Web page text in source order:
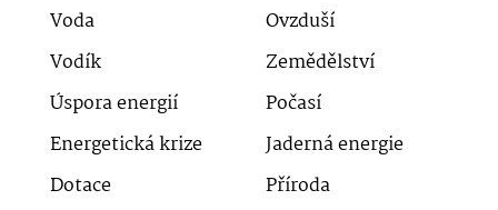
Voda
Ovzduší
Vodík
Zemědělství
Úspora energií
Počasí
Energetická krize
Jaderná energie
Dotace
Příroda